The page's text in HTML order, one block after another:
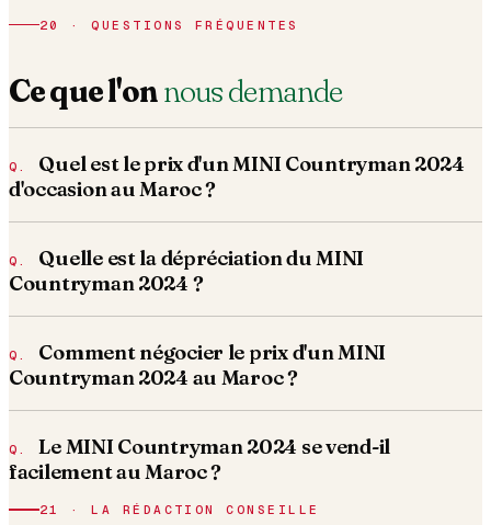
20 · QUESTIONS FRÉQUENTES
Ce que l'onnous demande
Quel est le prix d'un MINI Countryman 2024
d'occasion au Maroc ?
Quelle est la dépréciation du MINI
Countryman 2024 ?
Comment négocier le prix d'un MINI
Countryman 2024 au Maroc ?
Le MINI Countryman 2024 se vend-il
facilement au Maroc ?
21 · LA RÉDACTION CONSEILLE